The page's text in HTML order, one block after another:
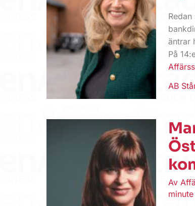
äntrar
På
AB
Av